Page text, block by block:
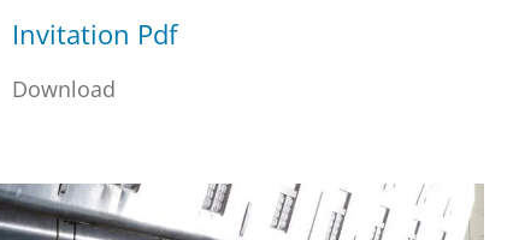
Invitation Pdf
Download